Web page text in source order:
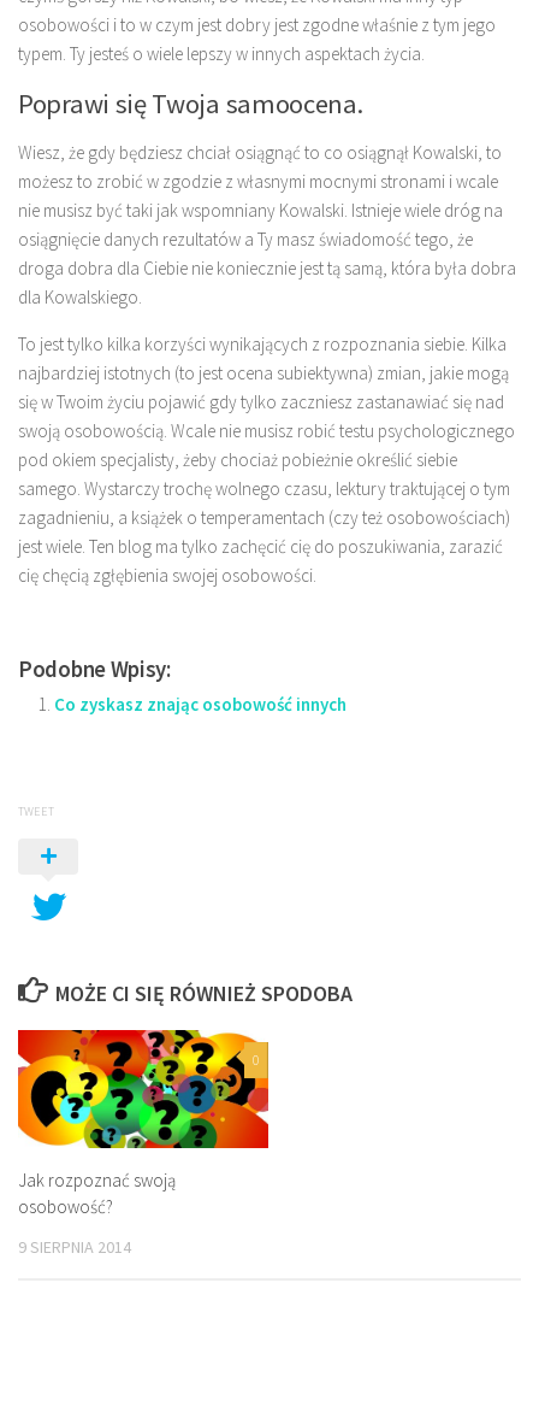
osobowości i to w czym jest dobry jest zgodne właśnie z tym jego
typem. Ty jesteś o wiele lepszy w innych aspektach życia.
Poprawi się Twoja samoocena.
Wiesz, że gdy będziesz chciał osiągnąć to co osiągnął Kowalski, to
możesz to zrobić w zgodzie z własnymi mocnymi stronami i wcale
nie musisz być taki jak wspomniany Kowalski. Istnieje wiele dróg na
osiągnięcie danych rezultatów a Ty masz świadomość tego, że
droga dobra dla Ciebie nie koniecznie jest tą samą, która była dobra
dla Kowalskiego.
To jest tylko kilka korzyści wynikających z rozpoznania siebie. Kilka
najbardziej istotnych (to jest ocena subiektywna) zmian, jakie mogą
się w Twoim życiu pojawić gdy tylko zaczniesz zastanawiać się nad
swoją osobowością. Wcale nie musisz robić testu psychologicznego
pod okiem specjalisty, żeby chociaż pobieżnie określić siebie
samego. Wystarczy trochę wolnego czasu, lektury traktującej o tym
zagadnieniu, a książek o temperamentach (czy też osobowościach)
jest wiele. Ten blog ma tylko zachęcić cię do poszukiwania, zarazić
cię chęcią zgłębienia swojej osobowości.
Podobne Wpisy:
Co zyskasz znając osobowość innych
TWEET
MOŻE CI SIĘ RÓWNIEŻ SPODOBA
0
Jak rozpoznać swoją
osobowość?
9 SIERPNIA 2014